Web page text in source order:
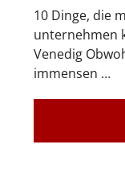
10 Dinge, die
unternehmen
Venedig
immensen …